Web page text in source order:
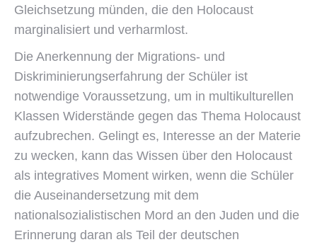
Gleichsetzung münden, die den Holocaust
marginalisiert und verharmlost.
Die Anerkennung der Migrations- und
Diskriminierungserfahrung der Schüler ist
notwendige Voraussetzung, um in multikulturellen
Klassen Widerstände gegen das Thema Holocaust
aufzubrechen. Gelingt es, Interesse an der Materie
zu wecken, kann das Wissen über den Holocaust
als integratives Moment wirken, wenn die Schüler
die Auseinandersetzung mit dem
nationalsozialistischen Mord an den Juden und die
Erinnerung daran als Teil der deutschen